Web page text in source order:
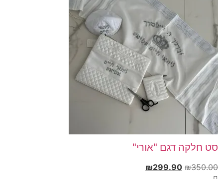
סט חלקה דגם "אורי"
₪350.00
₪299.90